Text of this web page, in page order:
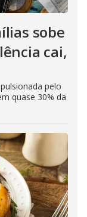
sobe
cai,
pelo
quase 30% da